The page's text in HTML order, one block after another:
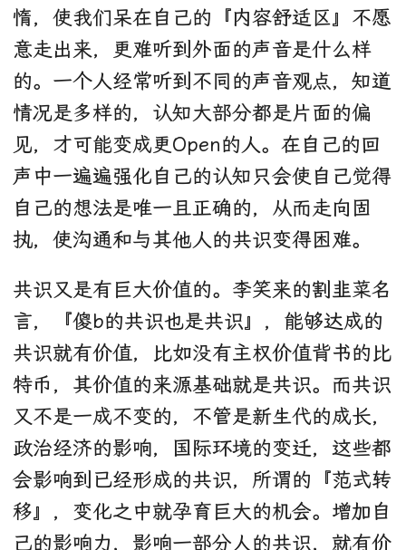
惰，使我们呆在自己的『内容舒适区』不愿
意走出来，更难听到外面的声音是什么样
的。一个人经常听到不同的声音观点，知道
情况是多样的，认知大部分都是片面的偏
见，才可能变成更Open的人。在自己的回
声中一遍遍强化自己的认知只会使自己觉得
自己的想法是唯一且正确的，从而走向固
执，使沟通和与其他人的共识变得困难。
共识又是有巨大价值的。李笑来的割韭菜名
言，『傻b的共识也是共识』，能够达成的
共识就有价值，比如没有主权价值背书的比
特币，其价值的来源基础就是共识。而共识
又不是一成不变的，不管是新生代的成长，
政治经济的影响，国际环境的变迁，这些都
会影响到已经形成的共识，所谓的『范式转
移』，变化之中就孕育巨大的机会。增加自
己的影响力，影响一部分人的共识，就有价